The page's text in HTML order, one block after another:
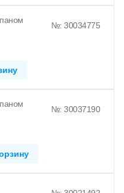
№: 30034775
№: 30037190